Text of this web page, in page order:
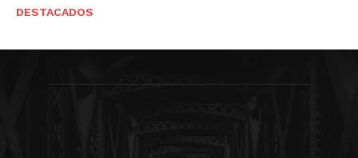
DESTACADOS